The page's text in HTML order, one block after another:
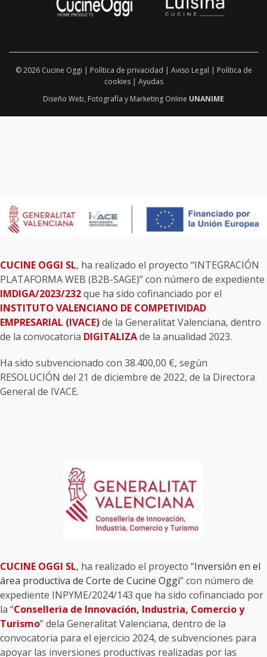
© 2026 Cucine Oggi | Política de privacidad | Aviso Legal | Política de
cookies| Ayudas
Diseño Web, Fotografía y Marketing Online UNANIME
CUCINE OGGI SL, ha realizado el proyecto “INTEGRACIÓN
PLATAFORMA WEB (B2B-SAGE)” con número de expediente
IMDIGA/2023/232que ha sido cofinanciado por el
INSTITUTO VALENCIANO DE COMPETIVIDAD
EMPRESARIAL (IVACE)de la Generalitat Valenciana, dentro
de la convocatoria DIGITALIZAde la anualidad 2023.
Ha sido subvencionado con 38.400,00 €, según
RESOLUCIÓN del 21 de diciembre de 2022, de la Directora
General de IVACE.
CUCINE OGGI SL, ha realizado el proyecto “Inversión en el
área productiva de Corte de Cucine Oggi” con número de
expediente INPYME/2024/143 que ha sido cofinanciado por
la “Conselleria de Innovación, Industria, Comercio y
Turismo” dela Generalitat Valenciana, dentro de la
convocatoria para el ejercicio 2024, de subvenciones para
apoyar las inversiones productivas realizadas por las